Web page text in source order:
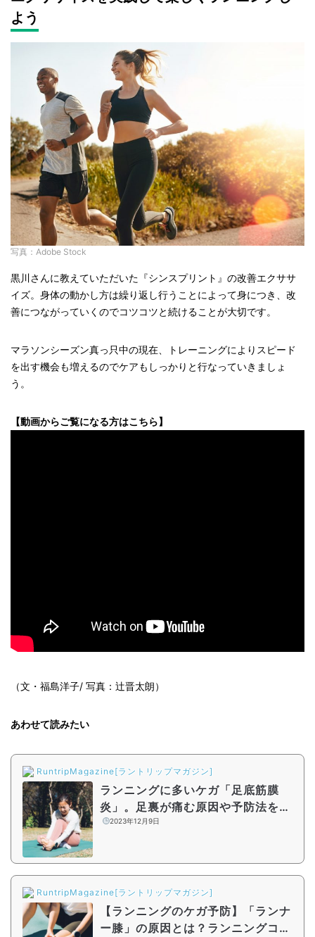
よう
写真：Adobe Stock
黒川さんに教えていただいた『シンスプリント』の改善エクササ
イズ。身体の動かし方は繰り返し行うことによって身につき、改
善につながっていくのでコツコツと続けることが大切です。
マラソンシーズン真っ只中の現在、トレーニングによりスピード
を出す機会も増えるのでケアもしっかりと行なっていきましょ
う。
【動画からご覧になる方はこちら】
（文・福島洋子/ 写真：辻晋太朗）
あわせて読みたい
RuntripMagazine[ラントリップマガジン]
ランニングに多いケガ「足底筋膜
炎」。足裏が痛む原因や予防法をラ
ンニングコーチが徹底解説
2023年12月9日
RuntripMagazine[ラントリップマガジン]
【ランニングのケガ予防】「ランナ
ー膝」の原因とは？ランニングコー